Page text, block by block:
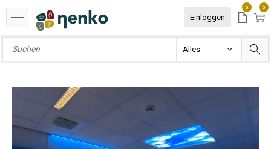
Einloggen
0 0